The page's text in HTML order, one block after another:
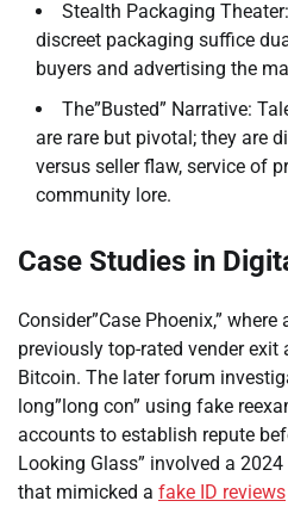
Stealth Packaging
discreet packaging suffice
buyers and advertising the
The”Busted” Narrative:
are rare but pivotal; they are
versus seller flaw, service of
community lore.
Case Studies in
Consider”Case Phoenix,”
previously top-rated vender
Bitcoin. The later forum
long”long con” using fake
accounts to establish repute
Looking Glass” involved a
that mimicked a fake ID reviews